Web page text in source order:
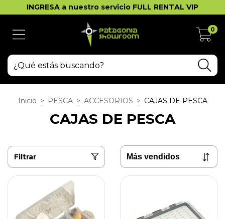
INGRESA a nuestro servicio FULL RENTAL VIP
0
Inicio > PESCA > ACCESORIOS > CAJAS DE PESCA
CAJAS DE PESCA
Filtrar